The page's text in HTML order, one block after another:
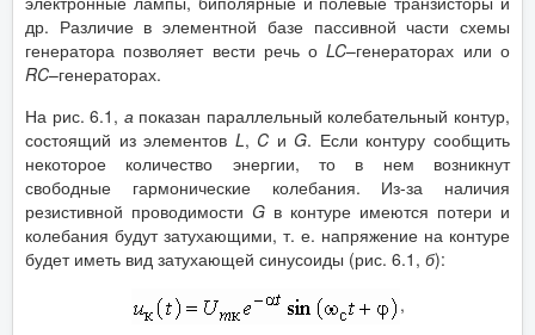
др. Различие в элементной базе пассивной части схемы
генератора позволяет вести речь оLC–генераторах или о
RC–генераторах.
На рис. 6.1, апоказан параллельный колебательный контур,
состоящий из элементов L, C иG. Если контуру сообщить
некоторое количество энергии, то в нем возникнут
свободные гармонические колебания. Из-за наличия
резистивной проводимости G в контуре имеются потери и
колебания будут затухающими, т. е. напряжение на контуре
будет иметь вид затухающей синусоиды (рис. 6.1, б):
,